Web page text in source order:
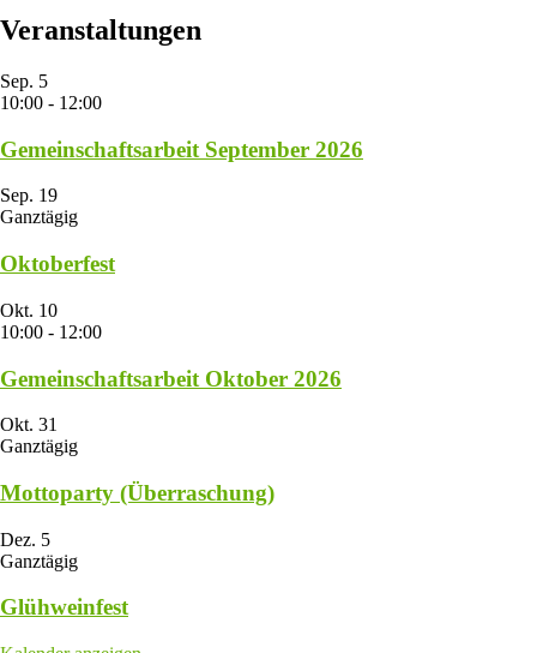
Veranstaltungen
Sep. 5
10:00 - 12:00
Gemeinschaftsarbeit September 2026
Sep. 19
Ganztägig
Oktoberfest
Okt. 10
10:00 - 12:00
Gemeinschaftsarbeit Oktober 2026
Okt. 31
Ganztägig
Mottoparty (Überraschung)
Dez. 5
Ganztägig
Glühweinfest